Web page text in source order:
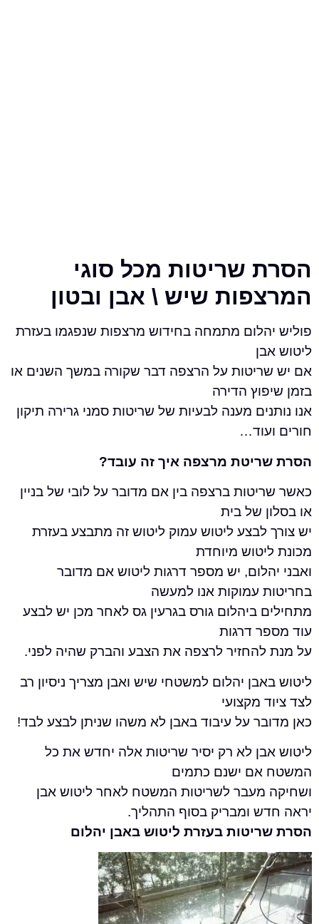
שריטות מכל סוגי
שיש \ אבן ובטון
מתמחה בחידוש מרצפות שנפגמו בעזרת
על הרצפה דבר שקורה במשך השנים או
הדירה
מענה לבעיות של שריטות סמני גרירה תיקון
מרצפה איך זה עובד?
ברצפה בין אם מדובר על לובי של בניין
של בית
לבצע ליטוש עמוק ליטוש זה מתבצע בעזרת
מיוחדת
יש מספר דרגות ליטוש אם מדובר
עמוקות אנו למעשה
ביהלום גורס בגרעין גס לאחר מכן יש לבצע
דרגות
לרצפה את הצבע והברק שהיה לפני.
יהלום למשטחי שיש ואבן מצריך ניסיון רב
מקצועי
על עיבוד באבן לא משהו שניתן לבצע לבד!
לא רק יסיר שריטות אלה יחדש את כל
ישנם כתמים
מעבר לשריטות המשטח לאחר ליטוש אבן
ומבריק בסוף התהליך.
בעזרת ליטוש באבן יהלום